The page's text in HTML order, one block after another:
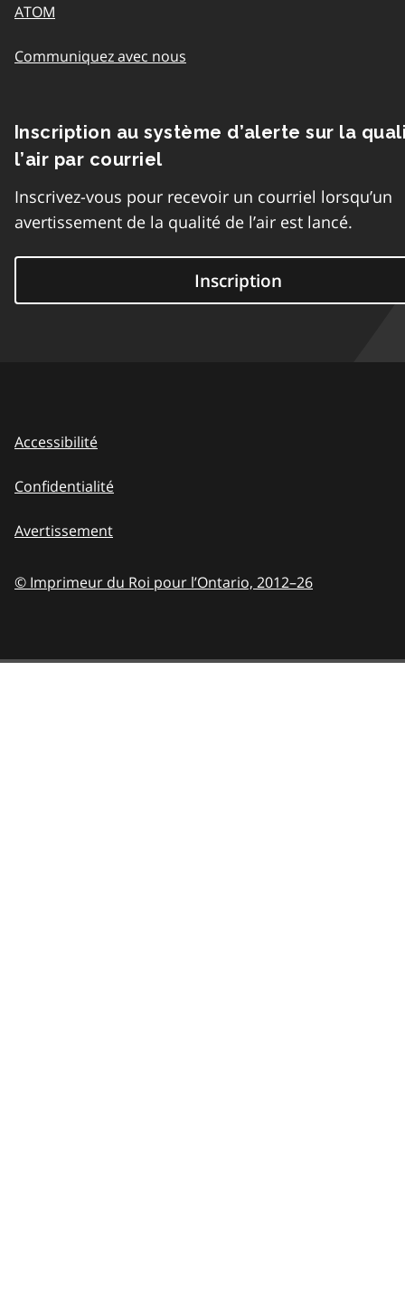
ATOM
Communiquez avec nous
Inscription au système d’alerte sur la
l’air par courriel
Inscrivez-vous pour recevoir un courriel lorsqu’un
avertissement de la qualité de l’air est lancé.
Inscription
Accessibilité
Confidentialité
Avertissement
© Imprimeur du Roi pour l’Ontario, 2012–26